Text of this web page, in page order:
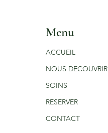
Menu
ACCUEIL
NOUS DECOUVRIR
SOINS
RESERVER
CONTACT